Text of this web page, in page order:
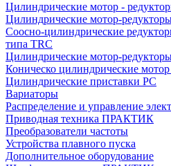
Цилиндрические мотор -
Цилиндрические мотор-
Соосно-цилиндрические
типа TRC
Цилиндрические мотор-
Коническо цилиндрические
Цилиндрические приставки PC
Вариаторы
Распределение и управление
Приводная техника ПРАКТИК
Преобразователи частоты
Устройства плавного пуска
Дополнительное оборудование